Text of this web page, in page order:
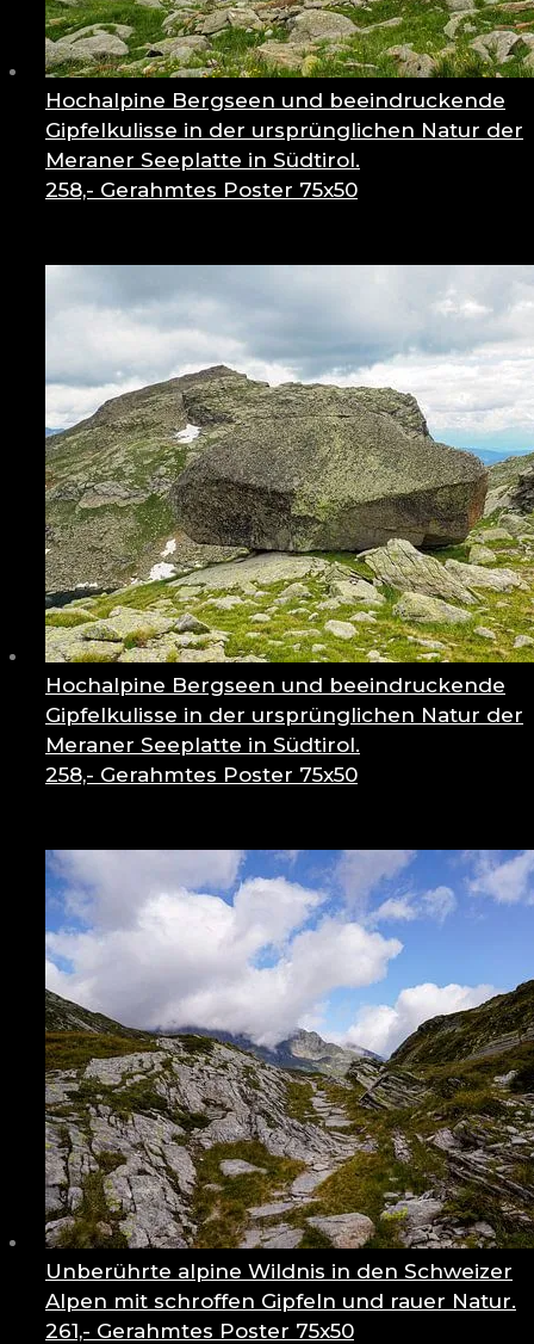
Hochalpine Bergseen und beeindruckende
Gipfelkulisse in der ursprünglichen Natur der
Meraner Seeplatte in Südtirol.
258,- Gerahmtes Poster 75x50
Hochalpine Bergseen und beeindruckende
Gipfelkulisse in der ursprünglichen Natur der
Meraner Seeplatte in Südtirol.
258,- Gerahmtes Poster 75x50
Unberührte alpine Wildnis in den Schweizer
Alpen mit schroffen Gipfeln und rauer Natur.
261,- Gerahmtes Poster 75x50